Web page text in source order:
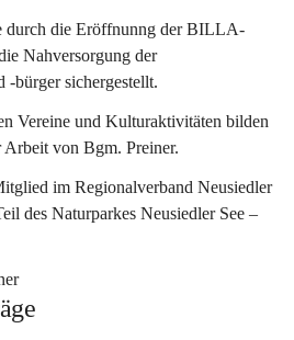
durch die Eröffnunng der BILLA-
Nahversorgung der
-bürger sichergestellt.
Vereine und Kulturaktivitäten bilden
von Bgm. Preiner.
im Regionalverband Neusiedler
des Naturparkes Neusiedler See –